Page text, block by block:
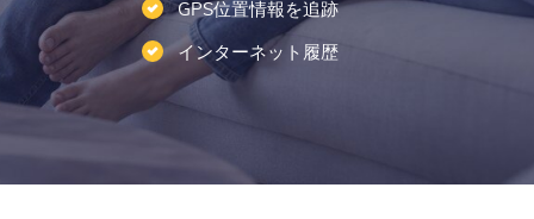
GPS位置情報を追跡
インターネット履歴